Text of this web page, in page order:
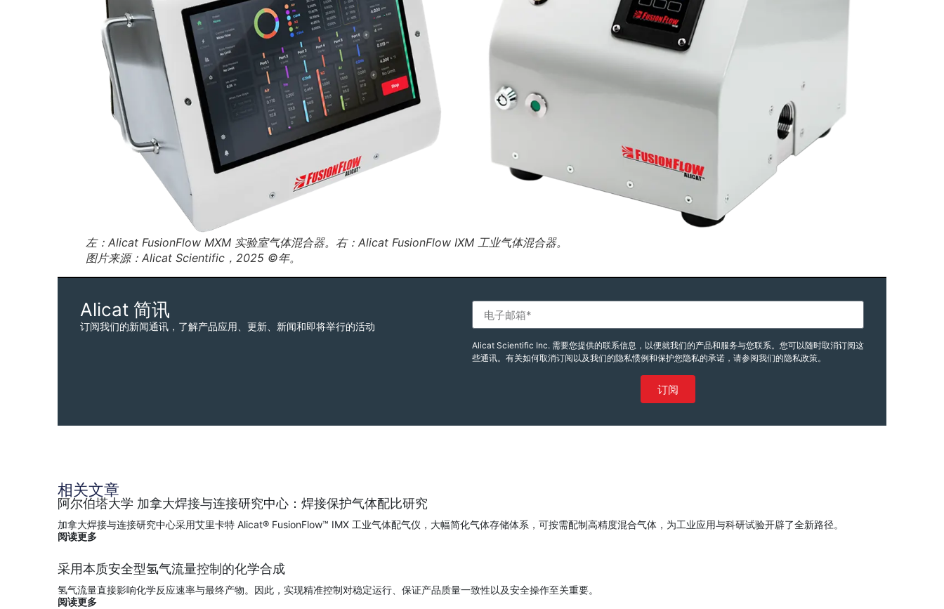
左：Alicat FusionFlow MXM 实验室气体混合器。右：Alicat FusionFlow IXM 工业气体混合器。
图片来源：Alicat Scientific，2025 ©年。
Alicat 简讯
订阅我们的新闻通讯，了解产品应用、更新、新闻和即将举行的活动
Alicat Scientific Inc. 需要您提供的联系信息，以便就我们的产品和服务与您联系。您可以随时取消订阅这
些通讯。有关如何取消订阅以及我们的隐私惯例和保护您隐私的承诺，请参阅我们的隐私政策。
订阅
相关文章
阿尔伯塔大学 加拿大焊接与连接研究中心：焊接保护气体配比研究
加拿大焊接与连接研究中心采用艾里卡特 Alicat® FusionFlow™ IMX 工业气体配气仪，大幅简化气体存储体系，可按需配制高精度混合气体，为工业应用与科研试验开辟了全新路径。
阅读更多
采用本质安全型氢气流量控制的化学合成
氢气流量直接影响化学反应速率与最终产物。因此，实现精准控制对稳定运行、保证产品质量一致性以及安全操作至关重要。
阅读更多